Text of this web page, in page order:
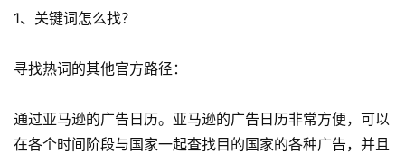
1、关键词怎么找？
寻找热词的其他官方路径：
通过亚马逊的广告日历。亚马逊的广告日历非常方便，可以
在各个时间阶段与国家一起查找目的国家的各种广告，并且